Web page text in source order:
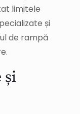
limitele
și
de rampă
și